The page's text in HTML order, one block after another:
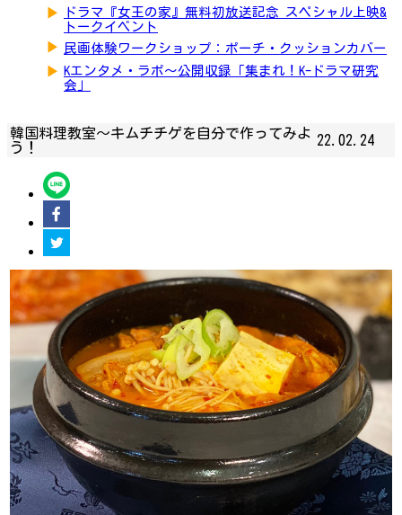
▶
ドラマ『女王の家』無料初放送記念 スペシャル上映&
トークイベント
▶ 民画体験ワークショップ：ポーチ・クッションカバー
▶ Kエンタメ・ラボ～公開収録「集まれ！K-ドラマ研究
会」
韓国料理教室〜キムチチゲを自分で作ってみよ
う！
22.02.24